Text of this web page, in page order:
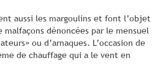
aussi les margoulins et font l’objet
malfaçons dénoncées par le mensuel
ou d’arnaques. L’occasion de
de chauffage qui a le vent en